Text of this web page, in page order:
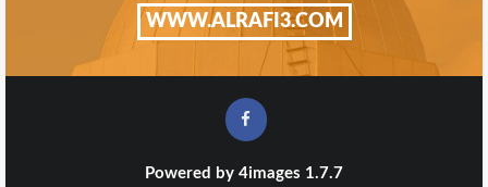
WWW.ALRAFI3.COM
Powered by 4images 1.7.7